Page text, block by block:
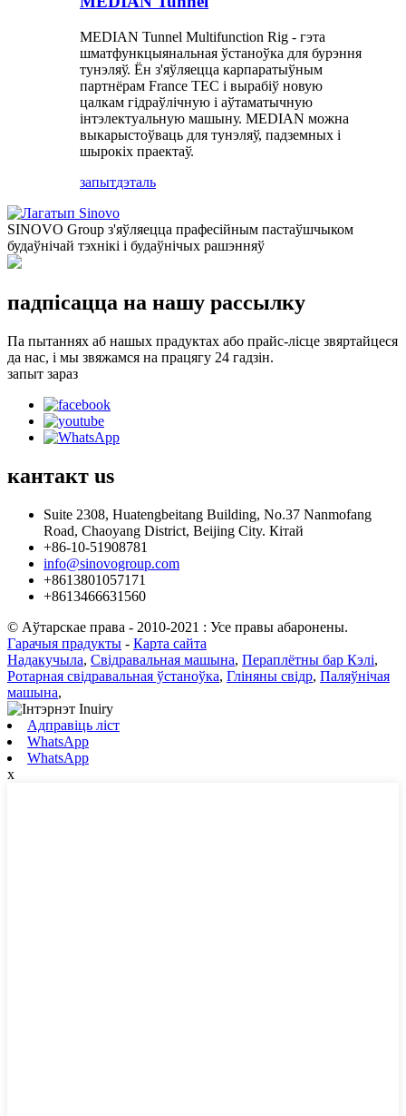
MEDIAN Tunnel Multifunction Rig - гэта
шматфункцыянальная ўстаноўка для бурэння
тунэляў. Ён з'яўляецца карпаратыўным
партнёрам France TEC і вырабіў новую
цалкам гідраўлічную і аўтаматычную
інтэлектуальную машыну. MEDIAN можна
выкарыстоўваць для тунэляў, падземных і
шырокіх праектаў.
запытдэталь
SINOVO Group з'яўляецца прафесійным пастаўшчыком
будаўнічай тэхнікі і будаўнічых рашэнняў
падпісацца на нашу рассылку
Па пытаннях аб нашых прадуктах або прайс-лісце звяртайцеся
да нас, і мы звяжамся на працягу 24 гадзін.
запыт зараз
кантакт us
Suite 2308, Huatengbeitang Building, No.37 Nanmofang
Road, Chaoyang District, Beijing City. Кітай
+86-10-51908781
info@sinovogroup.com
+8613801057171
+8613466631560
© Аўтарскае права - 2010-2021 : Усе правы абаронены.
Гарачыя прадукты - Карта сайта
Надакучыла, Свідравальная машына, Пераплётны бар Кэлі,
Ротарная свідравальная ўстаноўка, Гліняны свідр, Паляўнічая
машына,
Адправіць ліст
WhatsApp
WhatsApp
x